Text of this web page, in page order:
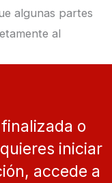
algunas partes
al
o
iniciar
accede a